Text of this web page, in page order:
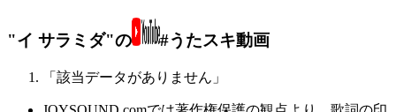
"イ サラミダ"の #うたスキ動画
「該当データがありません」